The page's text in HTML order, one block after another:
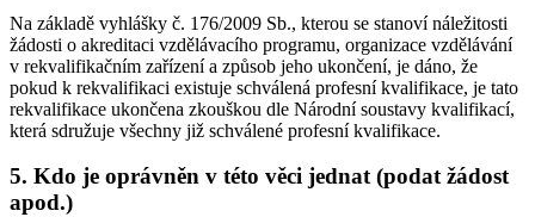
Na základě vyhlášky č. 176/2009 Sb., kterou se stanoví náležitosti
žádosti o akreditaci vzdělávacího programu, organizace vzdělávání
v rekvalifikačním zařízení a způsob jeho ukončení, je dáno, že
pokud k rekvalifikaci existuje schválená profesní kvalifikace, je tato
rekvalifikace ukončena zkouškou dle Národní soustavy kvalifikací,
která sdružuje všechny již schválené profesní kvalifikace.
5. Kdo je oprávněn v této věci jednat (podat žádost
apod.)